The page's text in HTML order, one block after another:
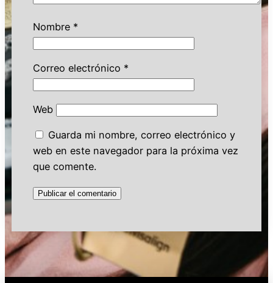
Nombre *
Correo electrónico *
Web
Guarda mi nombre, correo electrónico y
web en este navegador para la próxima vez
que comente.